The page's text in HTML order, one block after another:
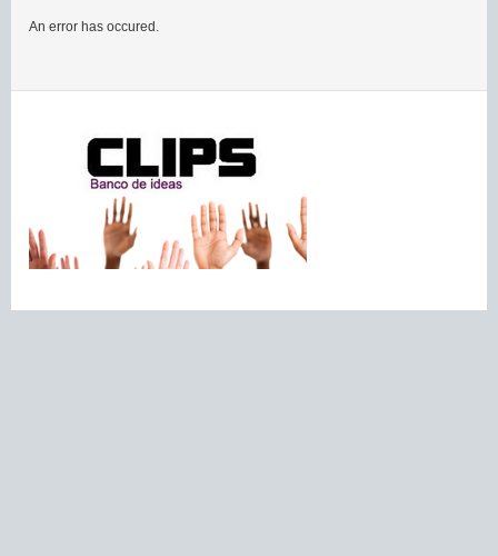
An error has occured.